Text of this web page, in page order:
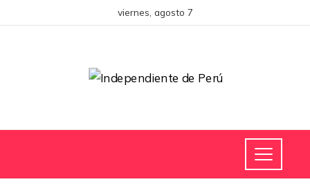
viernes, agosto 7